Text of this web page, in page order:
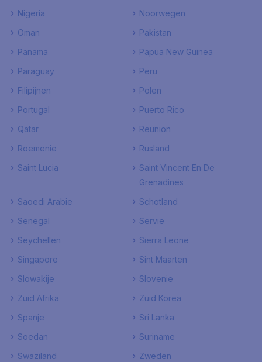
Nigeria
Noorwegen
Oman
Pakistan
Panama
Papua New Guinea
Paraguay
Peru
Filipijnen
Polen
Portugal
Puerto Rico
Qatar
Reunion
Roemenie
Rusland
Saint Lucia
Saint Vincent En De
Grenadines
Saoedi Arabie
Schotland
Senegal
Servie
Seychellen
Sierra Leone
Singapore
Sint Maarten
Slowakije
Slovenie
Zuid Afrika
Zuid Korea
Spanje
Sri Lanka
Soedan
Suriname
Swaziland
Zweden